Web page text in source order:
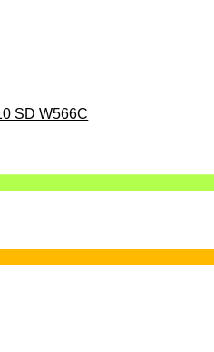
SD W566C